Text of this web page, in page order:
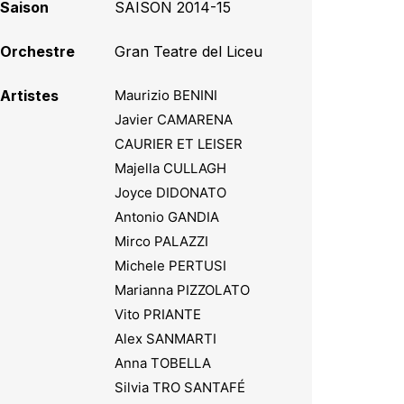
Saison SAISON 2014-15
Orchestre Gran Teatre del Liceu
Artistes
Maurizio BENINI
Javier CAMARENA
CAURIER ET LEISER
Majella CULLAGH
Joyce DIDONATO
Antonio GANDIA
Mirco PALAZZI
Michele PERTUSI
Marianna PIZZOLATO
Vito PRIANTE
Alex SANMARTI
Anna TOBELLA
Silvia TRO SANTAFÉ